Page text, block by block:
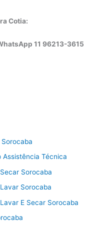
Cotia:
11 96213-3615
Técnica
Sorocaba
Sorocaba
E Secar Sorocaba